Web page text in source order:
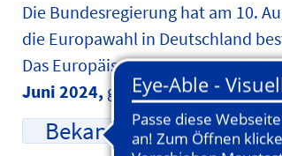
Die Bundesregierung hat am 10.
die Europawahl in Deutschland
Das Europäische Parlament wird
Juni 2024, gewählt.
Bekanntmachungen